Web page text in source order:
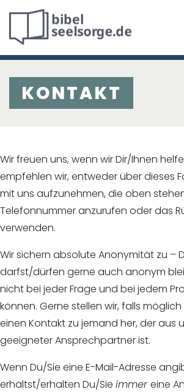
KONTAKT
Wir freuen uns, wenn wir Dir/Ihnen
empfehlen wir, entweder über dieses
mit uns aufzunehmen, die oben
Telefonnummer anzurufen oder das
verwenden.
Wir sichern absolute Anonymität zu –
darfst/dürfen gerne auch anonym
nicht bei jeder Frage und bei jedem
können. Gerne stellen wir, falls
einen Kontakt zu jemand her, der aus
geeigneter Ansprechpartner ist.
Wenn Du/Sie eine E-Mail-Adresse
erhältst/erhalten Du/Sie immer eine